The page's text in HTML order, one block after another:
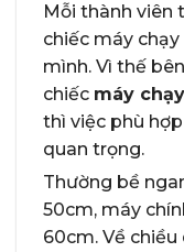
Mỗi thành viên
chiếc máy
mình. Vì thế
chiếc máy
thì việc phù
quan trọng.
Thường bề
50cm, máy
60cm. Về